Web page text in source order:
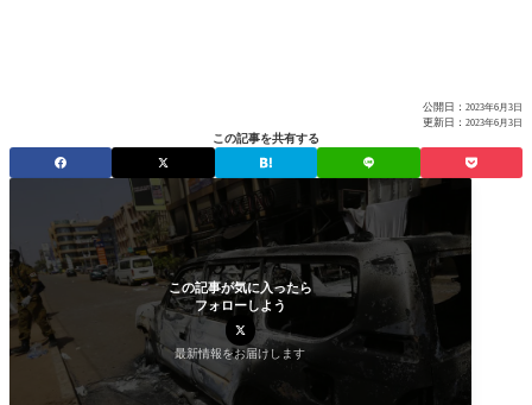
公開日： 2023年6月3日
更新日： 2023年6月3日
この記事を共有する
この記事が気に入ったら
フォローしよう
最新情報をお届けします